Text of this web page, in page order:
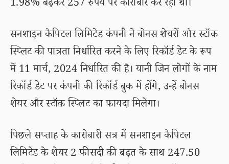
1.98% बढ़कर 257 रुपये पर कारोबार कर रहा था।
सनशाइन कैपिटल लिमिटेड कंपनी ने बोनस शेयरों और स्टॉक
स्प्लिट की पात्रता निर्धारित करने के लिए रिकॉर्ड डेट के रूप
में 11 मार्च, 2024 निर्धारित की है। यानी जिन लोगों के नाम
रिकॉर्ड डेट पर कंपनी की रिकॉर्ड बुक में होंगे, उन्हें बोनस
शेयर और स्टॉक स्प्लिट का फायदा मिलेगा।
पिछले सप्ताह के कारोबारी सत्र में सनशाइन कैपिटल
लिमिटेड के शेयर 2 फीसदी की बढ़त के साथ 247.50